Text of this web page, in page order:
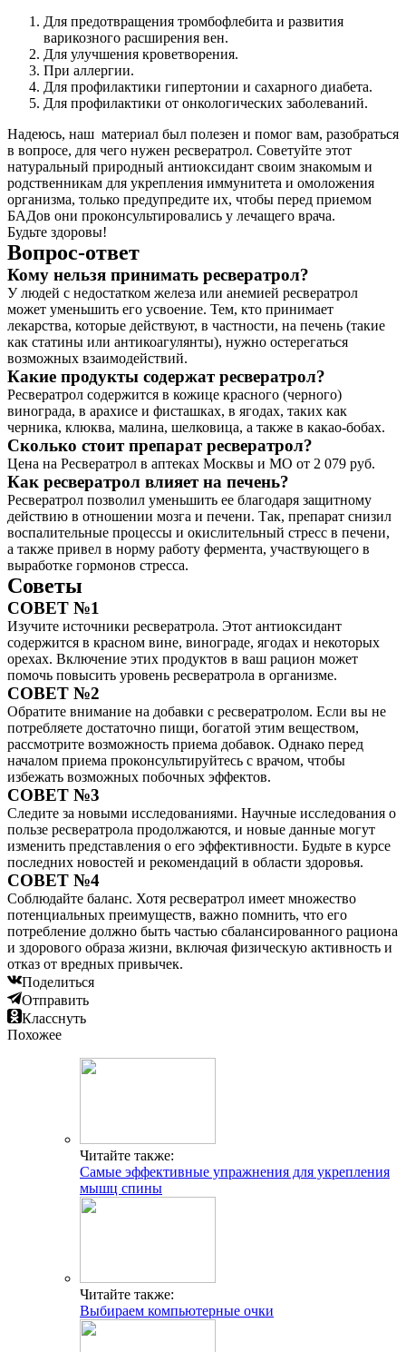
Для предотвращения тромбофлебита и развития
варикозного расширения вен.
Для улучшения кроветворения.
При аллергии.
Для профилактики гипертонии и сахарного диабета.
Для профилактики от онкологических заболеваний.
Надеюсь, наш материал был полезен и помог вам, разобраться
в вопросе, для чего нужен ресвератрол. Советуйте этот
натуральный природный антиоксидант своим знакомым и
родственникам для укрепления иммунитета и омоложения
организма, только предупредите их, чтобы перед приемом
БАДов они проконсультировались у лечащего врача.
Будьте здоровы!
Вопрос-ответ
Кому нельзя принимать ресвератрол?
У людей с недостатком железа или анемией ресвератрол
может уменьшить его усвоение. Тем, кто принимает
лекарства, которые действуют, в частности, на печень (такие
как статины или антикоагулянты), нужно остерегаться
возможных взаимодействий.
Какие продукты содержат ресвератрол?
Ресвератрол содержится в кожице красного (черного)
винограда, в арахисе и фисташках, в ягодах, таких как
черника, клюква, малина, шелковица, а также в какао-бобах.
Сколько стоит препарат ресвератрол?
Цена на Ресвератрол в аптеках Москвы и МО от 2 079 руб.
Как ресвератрол влияет на печень?
Ресвератрол позволил уменьшить ее благодаря защитному
действию в отношении мозга и печени. Так, препарат снизил
воспалительные процессы и окислительный стресс в печени,
а также привел в норму работу фермента, участвующего в
выработке гормонов стресса.
Советы
СОВЕТ №1
Изучите источники ресвератрола. Этот антиоксидант
содержится в красном вине, винограде, ягодах и некоторых
орехах. Включение этих продуктов в ваш рацион может
помочь повысить уровень ресвератрола в организме.
СОВЕТ №2
Обратите внимание на добавки с ресвератролом. Если вы не
потребляете достаточно пищи, богатой этим веществом,
рассмотрите возможность приема добавок. Однако перед
началом приема проконсультируйтесь с врачом, чтобы
избежать возможных побочных эффектов.
СОВЕТ №3
Следите за новыми исследованиями. Научные исследования о
пользе ресвератрола продолжаются, и новые данные могут
изменить представления о его эффективности. Будьте в курсе
последних новостей и рекомендаций в области здоровья.
СОВЕТ №4
Соблюдайте баланс. Хотя ресвератрол имеет множество
потенциальных преимуществ, важно помнить, что его
потребление должно быть частью сбалансированного рациона
и здорового образа жизни, включая физическую активность и
отказ от вредных привычек.
Поделиться
Отправить
Класснуть
Похожее
Читайте также:
Самые эффективные упражнения для укрепления
мышц спины
Читайте также:
Выбираем компьютерные очки